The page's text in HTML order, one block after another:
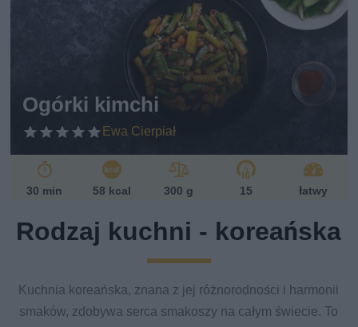
Ogórki kimchi
Ewa Cierpiał
30 min 58 kcal 300 g 15 łatwy
Rodzaj kuchni - koreańska
Kuchnia koreańska, znana z jej różnorodności i harmonii
smaków, zdobywa serca smakoszy na całym świecie. To